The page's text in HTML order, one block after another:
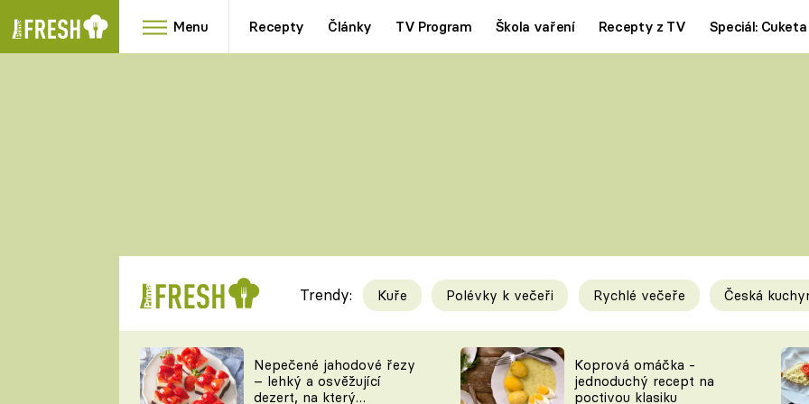
Menu Recepty Články TV Program Škola vaření Recepty z TV Speciál: Cuketa
RYCHLOVKY
Videorecepty
TEĎ VAŘÍ ŠÉF!
Tipy a triky
KAM ZA JÍDLEM
Trendy: Kuře Polévky k večeři Rychlé večeře Česká
Nepečené jahodové řezy
– lehký a osvěžující
dezert, na který
Koprová omáčka -
jednoduchý recept na
poctivou klasiku